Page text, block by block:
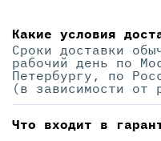
Какие условия
Сроки доставки
рабочий день по
Петербургу, по
(в зависимости от
Что входит в